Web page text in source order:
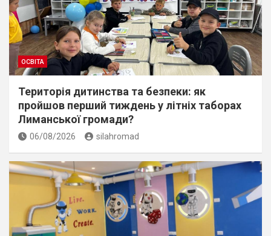
ОСВІТА
Територія дитинства та безпеки: як
пройшов перший тиждень у літніх таборах
Лиманської громади?
06/08/2026 silahromad